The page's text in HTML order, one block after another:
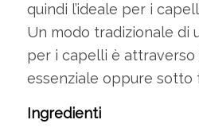
quindi l’ideale per i
Un modo tradizionale di
per i capelli è attraverso
essenziale oppure sotto
Ingredienti